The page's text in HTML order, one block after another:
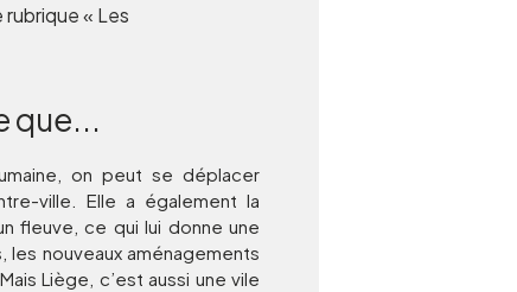
« Les
que...
on peut se déplacer
ville. Elle a également la
fleuve, ce qui lui donne une
les nouveaux aménagements
Liège, c’est aussi une vile